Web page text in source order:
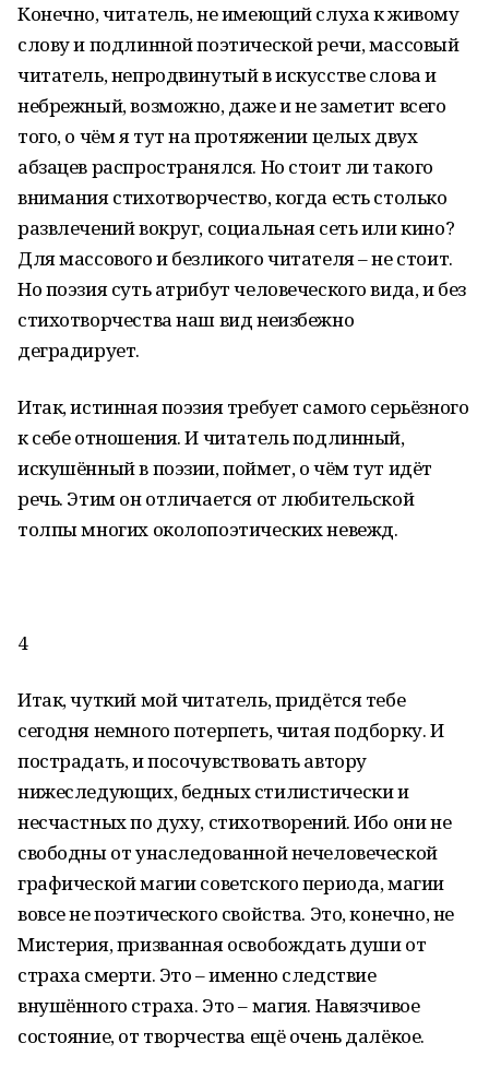
Конечно, читатель, не имеющий слуха к живому
слову и подлинной поэтической речи, массовый
читатель, непродвинутый в искусстве слова и
небрежный, возможно, даже и не заметит всего
того, о чём я тут на протяжении целых двух
абзацев распространялся. Но стоит ли такого
внимания стихотворчество, когда есть столько
развлечений вокруг, социальная сеть или кино?
Для массового и безликого читателя – не стоит.
Но поэзия суть атрибут человеческого вида, и без
стихотворчества наш вид неизбежно
деградирует.
Итак, истинная поэзия требует самого серьёзного
к себе отношения. И читатель подлинный,
искушённый в поэзии, поймет, о чём тут идёт
речь. Этим он отличается от любительской
толпы многих околопоэтических невежд.
4
Итак, чуткий мой читатель, придётся тебе
сегодня немного потерпеть, читая подборку. И
пострадать, и посочувствовать автору
нижеследующих, бедных стилистически и
несчастных по духу, стихотворений. Ибо они не
свободны от унаследованной нечеловеческой
графической магии советского периода, магии
вовсе не поэтического свойства. Это, конечно, не
Мистерия, призванная освобождать души от
страха смерти. Это – именно следствие
внушённого страха. Это – магия. Навязчивое
состояние, от творчества ещё очень далёкое.